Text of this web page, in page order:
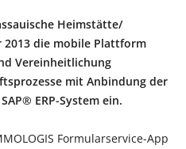
Heimstätte/
die mobile Plattform
Vereinheitlichung
mit Anbindung der
ERP-System ein.
Formularservice-App